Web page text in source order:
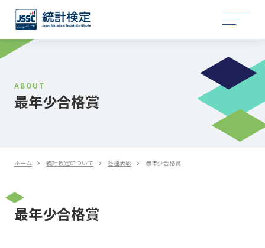
ABOUT
最年少合格賞
ホーム 統計検定について 各種表彰 最年少合格賞
最年少合格賞